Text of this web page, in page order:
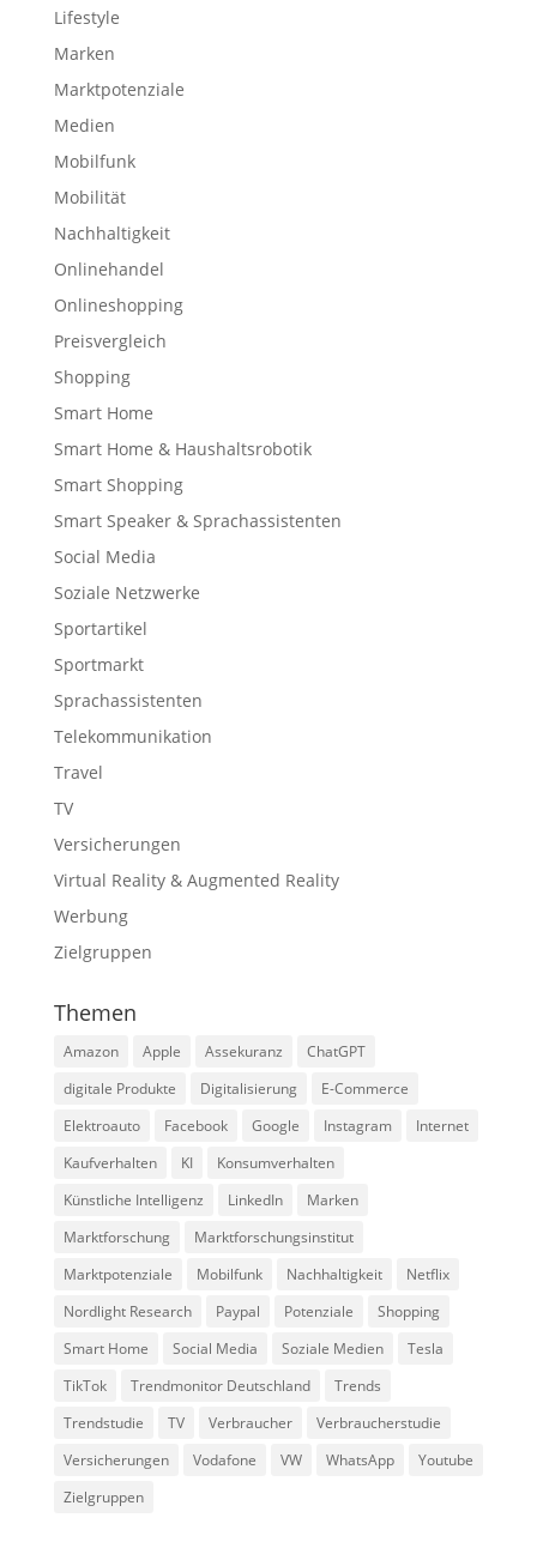
Lifestyle
Marken
Marktpotenziale
Medien
Mobilfunk
Mobilität
Nachhaltigkeit
Onlinehandel
Onlineshopping
Preisvergleich
Shopping
Smart Home
Smart Home & Haushaltsrobotik
Smart Shopping
Smart Speaker & Sprachassistenten
Social Media
Soziale Netzwerke
Sportartikel
Sportmarkt
Sprachassistenten
Telekommunikation
Travel
TV
Versicherungen
Virtual Reality & Augmented Reality
Werbung
Zielgruppen
Themen
Amazon Apple Assekuranz
ChatGPT
digitale Produkte
Digitalisierung
E-Commerce
Elektroauto
Facebook Google Instagram
Internet
Kaufverhalten
KI
Konsumverhalten
Künstliche Intelligenz
LinkedIn
Marken
Marktforschung
Marktforschungsinstitut
Marktpotenziale
Mobilfunk Nachhaltigkeit
Netflix
Nordlight Research
Paypal Potenziale
Shopping
Smart Home
Social Media Soziale Medien
Tesla
TikTok
Trendmonitor Deutschland
Trends
Trendstudie
TV Verbraucher
Verbraucherstudie
Versicherungen
Vodafone VW WhatsApp
Youtube
Zielgruppen